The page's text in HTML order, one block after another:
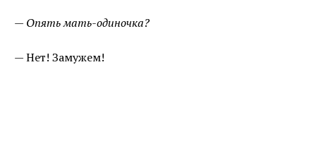
— Опять мать-одиночка?
— Нет! Замужем!